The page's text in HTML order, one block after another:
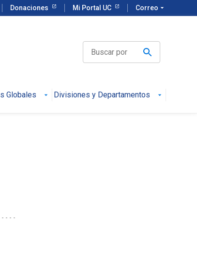
Donaciones Mi Portal UC Correo arrow_drop_down
Globales Divisiones y Departamentos